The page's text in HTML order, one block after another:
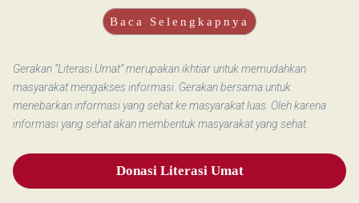
Baca Selengkapnya
Gerakan “Literasi Umat” merupakan ikhtiar untuk memudahkan
masyarakat mengakses informasi. Gerakan bersama untuk
menebarkan informasi yang sehat ke masyarakat luas. Oleh karena
informasi yang sehat akan membentuk masyarakat yang sehat.
Donasi Literasi Umat